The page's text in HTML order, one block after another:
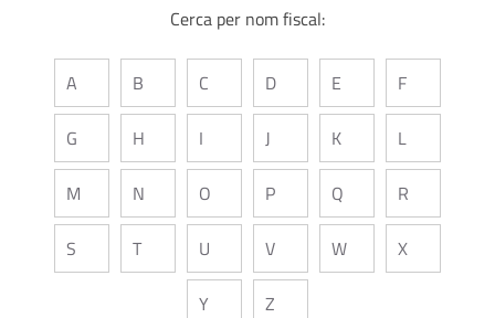
Cerca per nom fiscal:
A B C D E F
G H I J K L
M N O P Q R
S T U V W X
Y Z